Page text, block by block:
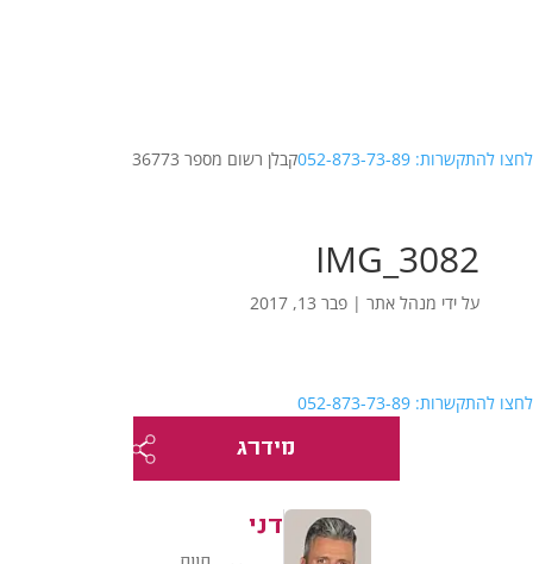
לחצו להתקשרות: 052-873-73-89 קבלן רשום מספר 36773
IMG_3082
על ידי מנהל אתר| פבר 13, 2017
לחצו להתקשרות: 052-873-73-89